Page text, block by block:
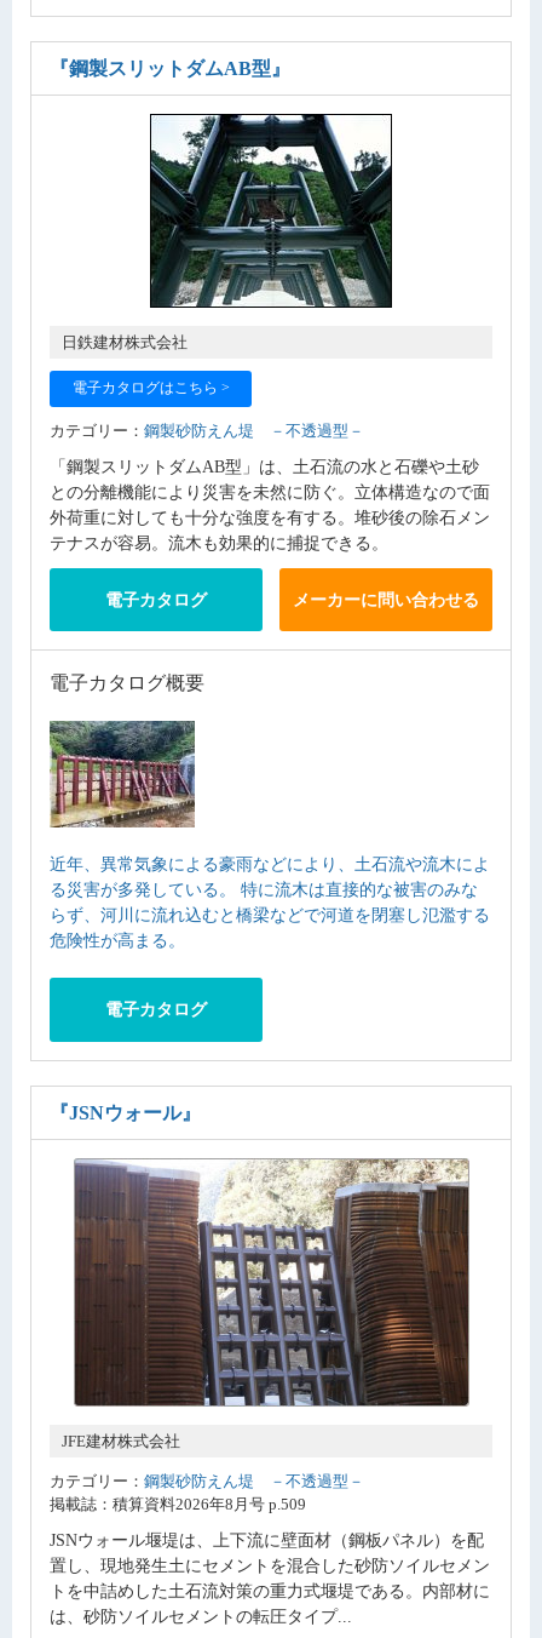
『鋼製スリットダムAB型』
日鉄建材株式会社
電子カタログはこちら >
カテゴリー： 鋼製砂防えん堤 －不透過型－
「鋼製スリットダムAB型」は、土石流の水と石礫や土砂
との分離機能により災害を未然に防ぐ。立体構造なので面
外荷重に対しても十分な強度を有する。堆砂後の除石メン
テナスが容易。流木も効果的に捕捉できる。
電子カタログ メーカーに問い合わせる
電子カタログ概要
近年、異常気象による豪雨などにより、土石流や流木によ
る災害が多発している。 特に流木は直接的な被害のみな
らず、河川に流れ込むと橋梁などで河道を閉塞し氾濫する
危険性が高まる。
電子カタログ
『JSNウォール』
JFE建材株式会社
カテゴリー： 鋼製砂防えん堤 －不透過型－
掲載誌：積算資料2026年8月号 p.509
JSNウォール堰堤は、上下流に壁面材（鋼板パネル）を配
置し、現地発生土にセメントを混合した砂防ソイルセメン
トを中詰めした土石流対策の重力式堰堤である。内部材に
は、砂防ソイルセメントの転圧タイプ...